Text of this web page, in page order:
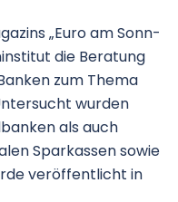
„Euro am Sonn­
die Bera­tung
zum Thema
wur­den
als auch
Spar­kas­sen sowie
ver­öf­fent­licht in